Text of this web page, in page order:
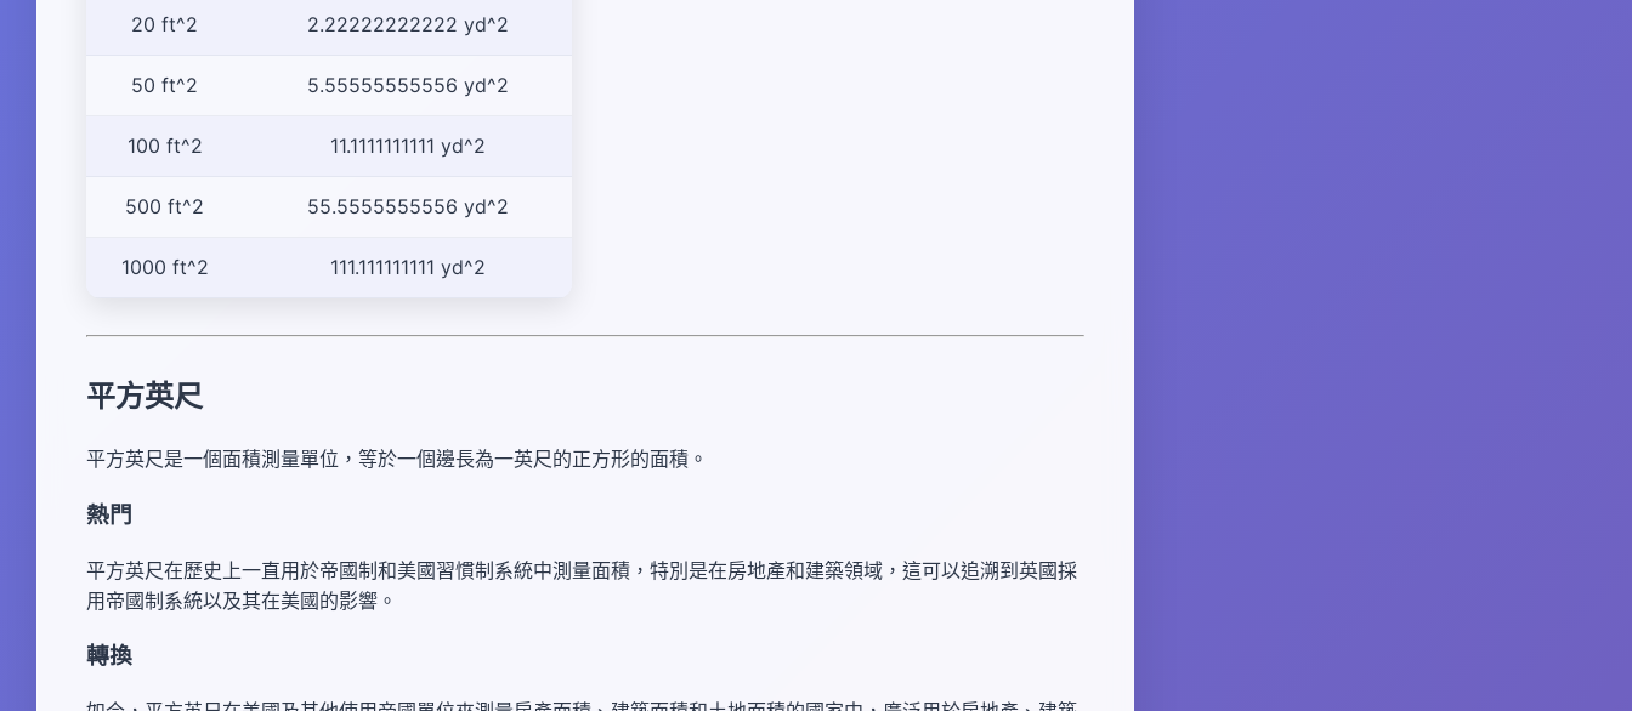
20 ft^2 2.22222222222 yd^2
50 ft^2 5.55555555556 yd^2
100 ft^2 11.1111111111 yd^2
500 ft^2 55.5555555556 yd^2
1000 ft^2 111.111111111 yd^2
平方英尺
平方英尺是一個面積測量單位，等於一個邊長為一英尺的正方形的面積。
熱門
平方英尺在歷史上一直用於帝國制和美國習慣制系統中測量面積，特別是在房地產和建築領域，這可以追溯到英國採
用帝國制系統以及其在美國的影響。
轉換